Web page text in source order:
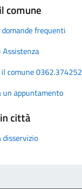
comune
domande frequenti
Assistenza
il comune 0362.374252
un appuntamento
città
disservizio